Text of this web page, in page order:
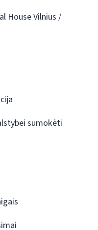
House Vilnius /
sumokėti